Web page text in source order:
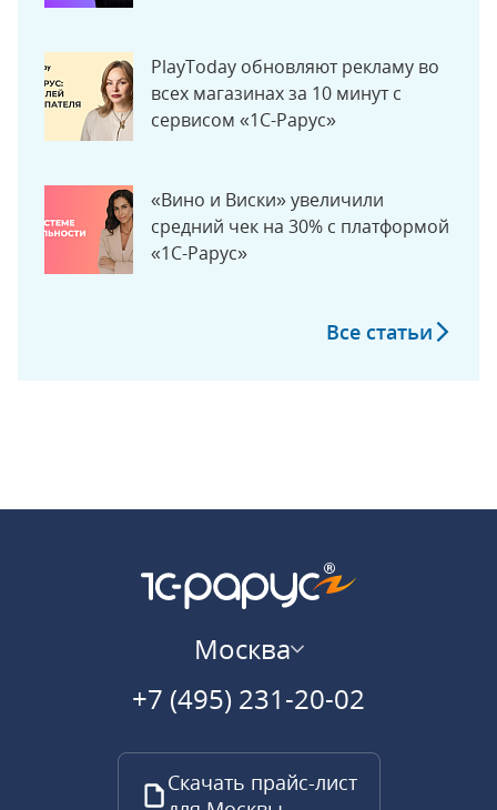
PlayToday обновляют рекламу во
всех магазинах за 10 минут с
сервисом «1С-Рарус»
«Вино и Виски» увеличили
средний чек на 30% с платформой
«1С-Рарус»
Все статьи
Москва
+7 (495) 231-20-02
Скачать прайс-лист